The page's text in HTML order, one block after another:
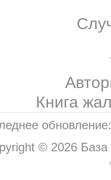
Книга
© 2026 База